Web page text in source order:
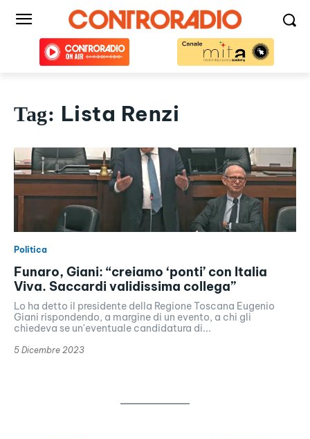
Tag: Lista Renzi
Politica
Funaro, Giani: “creiamo ‘ponti’ con Italia
Viva. Saccardi validissima collega”
Lo ha detto il presidente della Regione Toscana Eugenio
Giani rispondendo, a margine di un evento, a chi gli
chiedeva se un'eventuale candidatura di...
5 Dicembre 2023